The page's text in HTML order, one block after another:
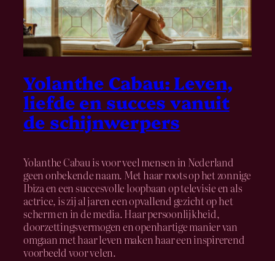
Yolanthe Cabau: Leven,
liefde en succes vanuit
de schijnwerpers
Yolanthe Cabau is voor veel mensen in Nederland
geen onbekende naam. Met haar roots op het zonnige
Ibiza en een succesvolle loopbaan op televisie en als
actrice, is zij al jaren een opvallend gezicht op het
scherm en in de media. Haar persoonlijkheid,
doorzettingsvermogen en openhartige manier van
omgaan met haar leven maken haar een inspirerend
voorbeeld voor velen.